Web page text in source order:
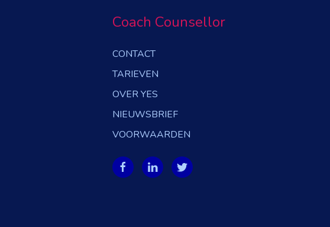
Coach Counsellor
CONTACT
TARIEVEN
OVER YES
NIEUWSBRIEF
VOORWAARDEN